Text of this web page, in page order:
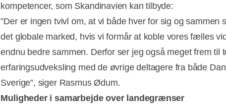
kompetencer, som Skandinavien kan tilbyde:
”Der er ingen tvivl om, at vi både hver for sig og sammen
det globale marked, hvis vi formår at koble vores fælles
endnu bedre sammen. Derfor ser jeg også meget frem til
erfaringsudveksling med de øvrige deltagere fra både
Sverige”, siger Rasmus Ødum.
Muligheder i samarbejde over landegrænser